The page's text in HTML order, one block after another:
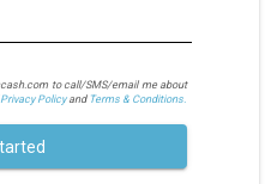
to call/SMS/email me about
Privacy Policyand Terms & Conditions.